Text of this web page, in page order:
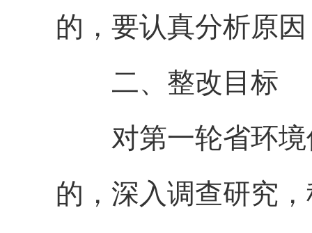
的，要认真分析原
二、整改目标
对第一轮省环
的，深入调查研究